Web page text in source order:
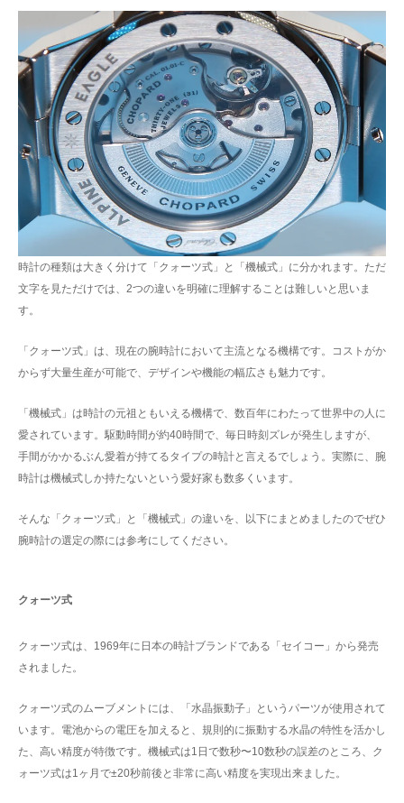
時計の種類は大きく分けて「クォーツ式」と「機械式」に分かれます。ただ
文字を見ただけでは、2つの違いを明確に理解することは難しいと思いま
す。
「クォーツ式」は、現在の腕時計において主流となる機構です。コストがか
からず大量生産が可能で、デザインや機能の幅広さも魅力です。
「機械式」は時計の元祖ともいえる機構で、数百年にわたって世界中の人に
愛されています。駆動時間が約40時間で、毎日時刻ズレが発生しますが、
手間がかかるぶん愛着が持てるタイプの時計と言えるでしょう。実際に、腕
時計は機械式しか持たないという愛好家も数多くいます。
そんな「クォーツ式」と「機械式」の違いを、以下にまとめましたのでぜひ
腕時計の選定の際には参考にしてください。
クォーツ式
クォーツ式は、1969年に日本の時計ブランドである「セイコー」から発売
されました。
クォーツ式のムーブメントには、「水晶振動子」というパーツが使用されて
います。電池からの電圧を加えると、規則的に振動する水晶の特性を活かし
た、高い精度が特徴です。機械式は1日で数秒〜10数秒の誤差のところ、ク
ォーツ式は1ヶ月で±20秒前後と非常に高い精度を実現出来ました。